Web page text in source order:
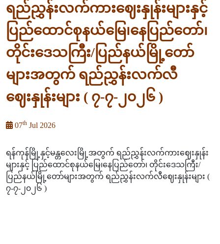
ရည်ညွှန်းလက်ကားဈေးနှုန်းများနှင့်
ပြည်ထောင်စုနယ်မြေ၊နေပြည်တော်၊
တိုင်းဒေသကြီး/ပြည်နယ်မြို့တော်
များအတွက် ရည်ညွှန်းလက်လီ
ဈေးနှုန်းများ ( ၇-၇-၂၀၂၆ )
07th Jul 2026
ရန်ကုန်မြို့နှင့်မန္တလေးမြို့အတွက် ရည်ညွှန်းလက်ကားဈေးနှုန်း
များနှင့် ပြည်ထောင်စုနယ်မြေ၊နေပြည်တော်၊ တိုင်းဒေသကြီး/
ပြည်နယ်မြို့တော်များအတွက် ရည်ညွှန်းလက်လီဈေးနှုန်းများ (
၇-၇-၂၀၂၆ )